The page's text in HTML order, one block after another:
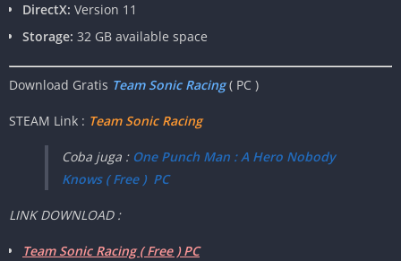
DirectX: Version 11
Storage: 32 GB available space
Download Gratis Team Sonic Racing( PC )
STEAM Link : Team Sonic Racing
Coba juga : One Punch Man : A Hero Nobody
Knows ( Free ) PC
LINK DOWNLOAD :
Team Sonic Racing ( Free ) PC